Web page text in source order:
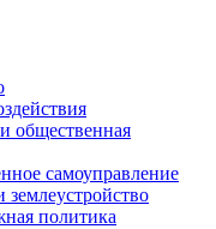
общественная
самоуправление
политика